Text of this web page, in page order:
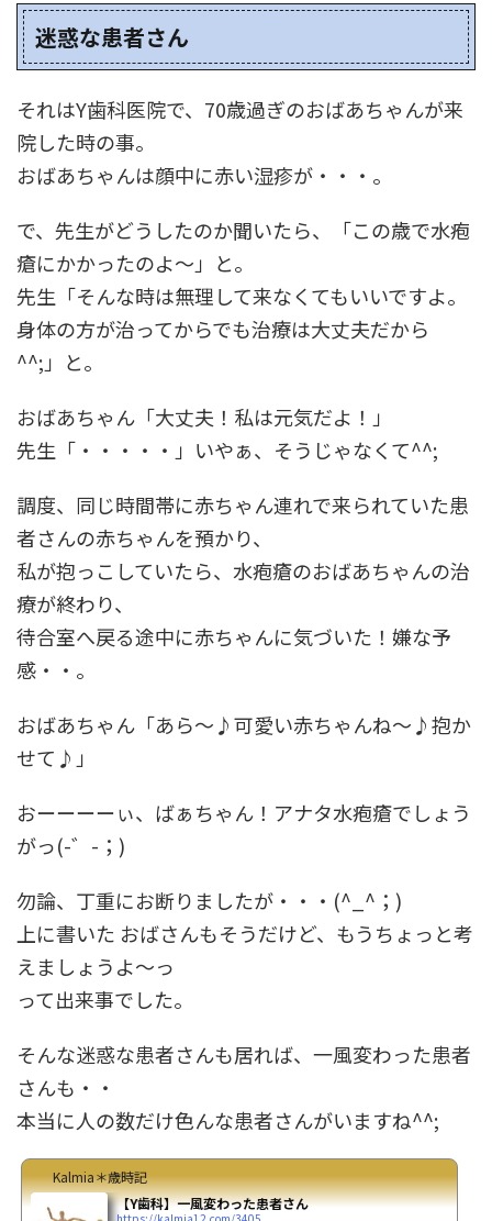
迷惑な患者さん
それはY歯科医院で、70歳過ぎのおばあちゃんが来
院した時の事。
おばあちゃんは顔中に赤い湿疹が・・・。
で、先生がどうしたのか聞いたら、「この歳で水疱
瘡にかかったのよ～」と。
先生「そんな時は無理して来なくてもいいですよ。
身体の方が治ってからでも治療は大丈夫だから
^^;」と。
おばあちゃん「大丈夫！私は元気だよ！」
先生「・・・・・」いやぁ、そうじゃなくて^^;
調度、同じ時間帯に赤ちゃん連れで来られていた患
者さんの赤ちゃんを預かり、
私が抱っこしていたら、水疱瘡のおばあちゃんの治
療が終わり、
待合室へ戻る途中に赤ちゃんに気づいた！嫌な予
感・・。
おばあちゃん「あら～♪可愛い赤ちゃんね～♪抱か
せて♪」
おーーーーぃ、ばぁちゃん！アナタ水疱瘡でしょう
がっ(-゛-；)
勿論、丁重にお断りましたが・・・(^_^；)
上に書いた おばさんもそうだけど、もうちょっと考
えましょうよ～っ
って出来事でした。
そんな迷惑な患者さんも居れば、一風変わった患者
さんも・・
本当に人の数だけ色んな患者さんがいますね^^;
Kalmia＊歳時記
【Y歯科】一風変わった患者さん
https://kalmia12.com/3405